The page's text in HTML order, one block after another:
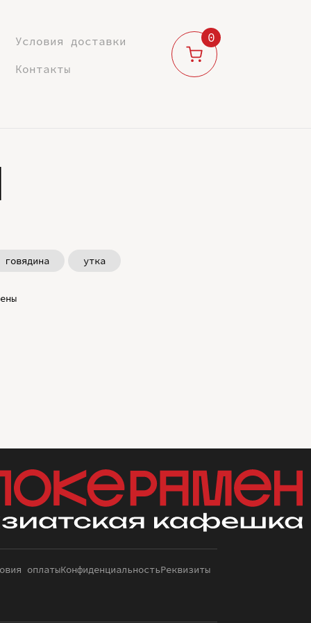
Условия доставки
Контакты
0
говядина утка
оплатыКонфиденциальностьРеквизиты